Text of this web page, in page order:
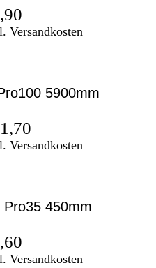
Versandkosten
5900mm
Versandkosten
450mm
Versandkosten